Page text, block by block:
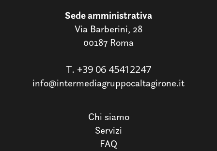
Sede amministrativa
Via Barberini, 28
00187 Roma
T. +39 06 45412247
info@intermediagruppocaltagirone.it
Chi siamo
Servizi
FAQ